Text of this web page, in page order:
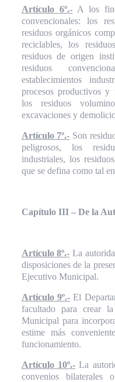
Artículo 6º.-A los
convencionales: los
residuos orgánicos
reciclables, los
residuos de origen
residuos
establecimientos
procesos productivos y
los residuos
excavaciones y
Artículo 7º.- Son
peligrosos, los
industriales, los
que se defina como tal
Capítulo III – De la
Artículo 8º.- La
disposiciones de la
Ejecutivo Municipal.
Artículo 9º.- El
facultado para crear
Municipal para
estime más
funcionamiento.
Artículo 10º.- La
convenios bilaterales